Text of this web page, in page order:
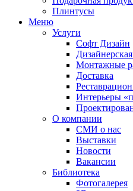
Плинтусы
Меню
Услуги
Софт Дизайн
Монтажные
Доставка
Интерьеры
О компании
СМИ о нас
Выставки
Новости
Вакансии
Библиотека
Фотогалерея